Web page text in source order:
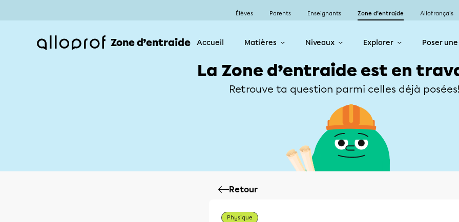
Élèves Parents Enseignants Zone d’entraide Allofrançais
Zone d’entraide Accueil Matières Niveaux Explorer Poser
La Zone d’entraide est en
Retrouve ta question parmi celles déjà
Retour
Physique